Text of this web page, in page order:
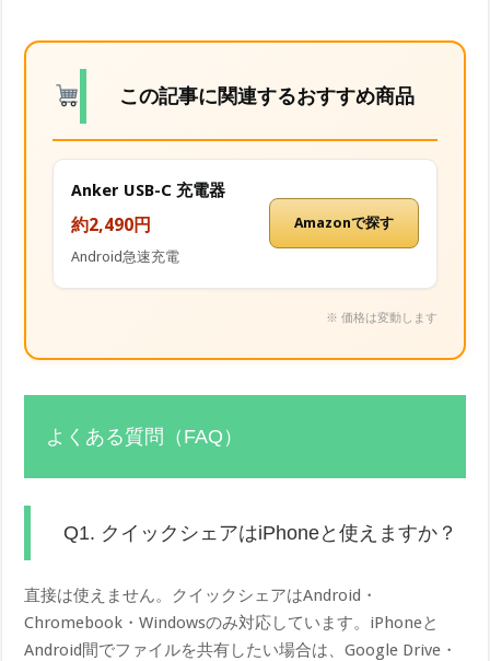
この記事に関連するおすすめ商品
Anker USB-C 充電器
約2,490円
Android急速充電
Amazonで探す
※ 価格は変動します
よくある質問（FAQ）
Q1. クイックシェアはiPhoneと使えますか？
直接は使えません。クイックシェアはAndroid・
Chromebook・Windowsのみ対応しています。iPhoneと
Android間でファイルを共有したい場合は、Google Drive・